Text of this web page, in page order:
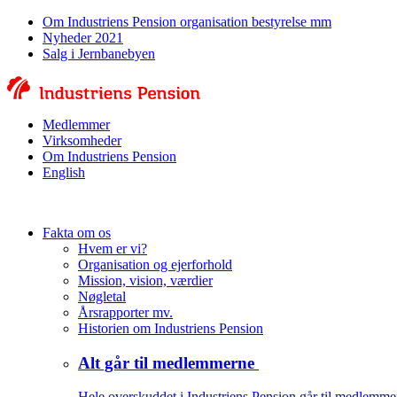
Om Industriens Pension organisation bestyrelse mm
Nyheder 2021
Salg i Jernbanebyen
Medlemmer
Virksomheder
Om Industriens Pension
English
Fakta om os
Hvem er vi?
Organisation og ejerforhold
Mission, vision, værdier
Nøgletal
Årsrapporter mv.
Historien om Industriens Pension
Alt går til medlemmerne